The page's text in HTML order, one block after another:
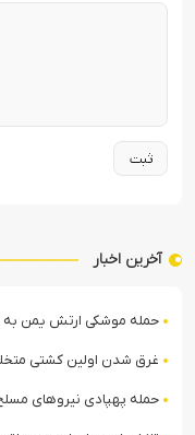
آخرین اخبار
حمله موشکی ارتش یمن
غرق شدن اولین کشتی
حمله پهپادی نیروهای